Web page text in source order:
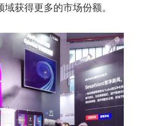
获得更多的市场份额。